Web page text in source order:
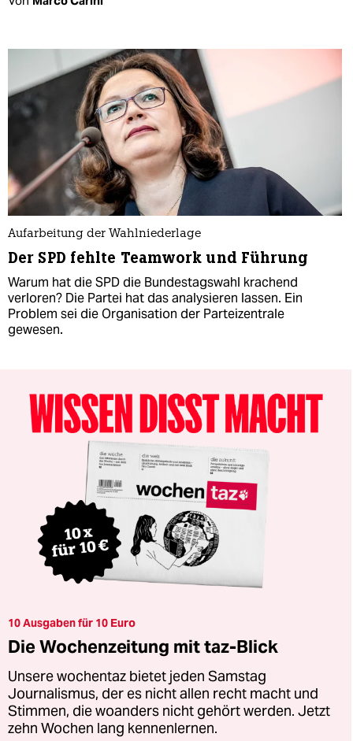
Aufarbeitung der Wahlniederlage
Der SPD fehlte Teamwork und Führung
Warum hat die SPD die Bundestagswahl krachend
verloren? Die Partei hat das analysieren lassen. Ein
Problem sei die Organisation der Parteizentrale
gewesen.
10 Ausgaben für 10 Euro
Die Wochenzeitung mit taz-Blick
Unsere wochentaz bietet jeden Samstag
Journalismus, der es nicht allen recht macht und
Stimmen, die woanders nicht gehört werden. Jetzt
zehn Wochen lang kennenlernen.